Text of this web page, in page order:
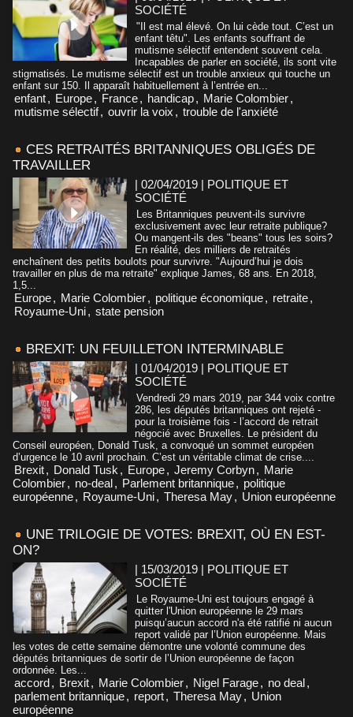
SOCIÉTÉ
"Il est mal élevé. On lui cède tout. C’est un
enfant têtu". Les enfants souffrant de
mutisme sélectif entendent souvent cela.
Incapables de parler en société, ils sont vite
stigmatisés. Le mutisme sélectif est un trouble anxieux qui touche un
enfant sur 150. Il apparaît habituellement à l’entrée en...
enfant, Europe, France, handicap, Marie Colombier,
mutisme sélectif, ouvrir la voix , trouble de l'anxiété
CES RETRAITÉS BRITANNIQUES OBLIGÉS DE
TRAVAILLER
| 02/04/2019 | POLITIQUE ET
SOCIÉTÉ
Les Britanniques peuvent-ils survivre
exclusivement avec leur retraite publique?
Ou mangent-ils des "beans" tous les soirs?
En réalité, des milliers de retraités
enchaînent des petits boulots pour survivre. "Aujourd’hui je dois
travailler en plus de ma retraite" explique James, 68 ans. En 2018,
1,5...
Europe, Marie Colombier, politique économique, retraite,
Royaume-Uni, state pension
BREXIT: UN FEUILLETON INTERMINABLE
| 01/04/2019 | POLITIQUE ET
SOCIÉTÉ
Vendredi 29 mars 2019, par 344 voix contre
286, les députés britanniques ont rejeté -
pour la troisième fois - l’accord de retrait
négocié avec Bruxelles. Le président du
Conseil européen, Donald Tusk, a convoqué un sommet européen
d’urgence le 10 avril prochain. C’est un véritable climat de crise....
Brexit, Donald Tusk , Europe, Jeremy Corbyn, Marie
Colombier, no-deal, Parlement britannique, politique
européenne, Royaume-Uni, Theresa May, Union européenne
UNE TRILOGIE DE VOTES: BREXIT, OÙ EN EST-
ON?
| 15/03/2019 | POLITIQUE ET
SOCIÉTÉ
Le Royaume-Uni est toujours engagé à
quitter l'Union européenne le 29 mars
puisqu’aucun accord n'a été ratifié ni aucun
report validé par l’Union européenne. Mais
les votes de cette semaine démontre une volonté commune des
députés britanniques de sortir de l’Union européenne de façon
ordonnée. Les...
accord, Brexit, Marie Colombier, Nigel Farage, no deal,
parlement britannique, report, Theresa May, Union
européenne